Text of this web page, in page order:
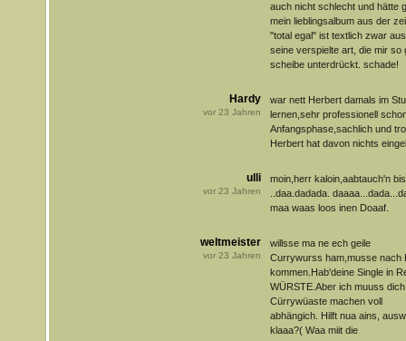
auch nicht schlecht und hätte
mein lieblingsalbum aus der
"total egal" ist textlich zwar
seine verspielte art, die mir so
scheibe unterdrückt. schade!
Hardy
vor 23 Jahren
war nett Herbert damals im
lernen,sehr professionell
Anfangsphase,sachlich und
Herbert hat davon nichts
ulli
vor 23 Jahren
moin,herr kaloin,aabtauch'n
..daa.dadada.
maa waas loos inen Doaaf.
weltmeister
vor 23 Jahren
willsse ma ne ech geile
Currywurss ham,musse nach
kommen.Hab'deine Single in
WÜRSTE.Aber ich muuss
Cürrywüaste machen voll
abhängich. Hilft nua ains,
klaaa?( Waa miit die